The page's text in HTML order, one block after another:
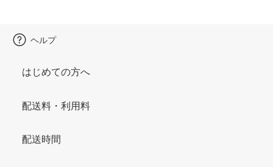
ヘルプ
はじめての方へ
配送料・利用料
配送時間